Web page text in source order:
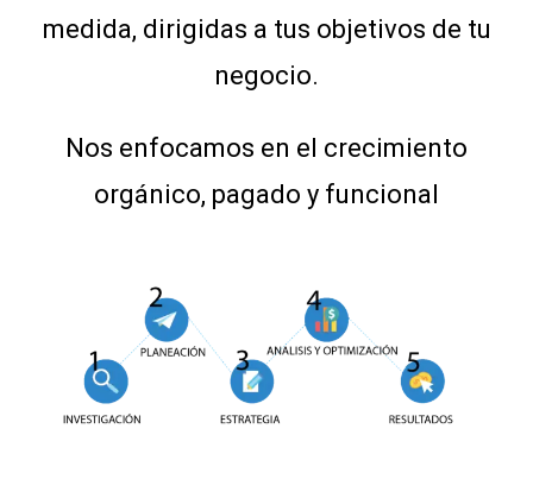
medida, dirigidas a tus objetivos de tu
negocio.
Nos enfocamos en el crecimiento
orgánico, pagado y funcional